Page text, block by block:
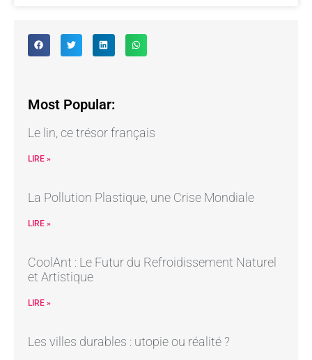
Most Popular:
Le lin, ce trésor français
LIRE »
La Pollution Plastique, une Crise Mondiale
LIRE »
CoolAnt : Le Futur du Refroidissement Naturel
et Artistique
LIRE »
Les villes durables : utopie ou réalité ?